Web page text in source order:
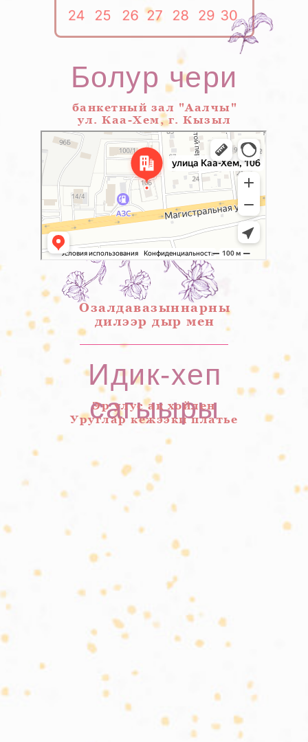
Кызыл
Улица Каа-Хем, 106 — Яндекс Карты
Болур чери
Идик-хеп
сагыыры
Эр улус ак хойлен
Уруглар кежээки платье
Озалдавазыннарны
дилээр дыр мен
банкетный зал "Аалчы"
ул. Каа-Хем, г. Кызыл